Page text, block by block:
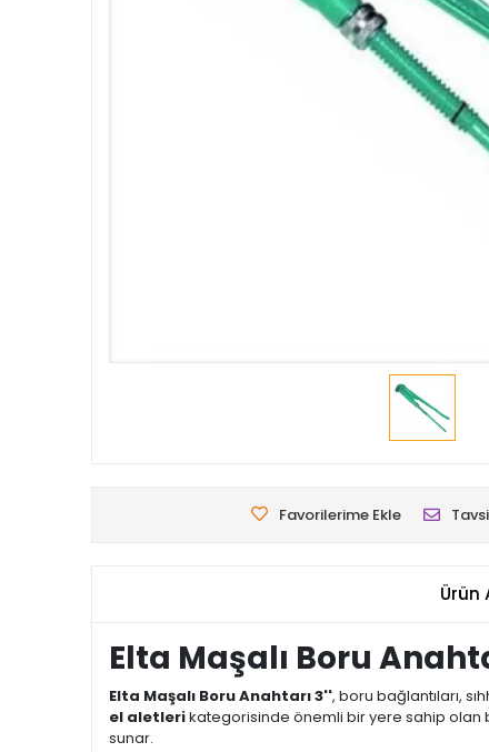
Favorilerime Ekle
Ürün
Elta Maşalı Boru
Elta Maşalı Boru Anahtarı 3'', boru bağlantıları,
el aletlerikategorisinde önemli bir yere sahip olan
sunar.